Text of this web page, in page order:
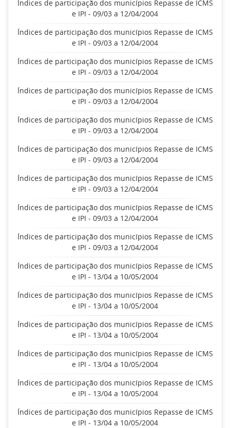
Índices de participação dos municípios Repasse de ICMS
e IPI - 09/03 a 12/04/2004
Índices de participação dos municípios Repasse de ICMS
e IPI - 09/03 a 12/04/2004
Índices de participação dos municípios Repasse de ICMS
e IPI - 09/03 a 12/04/2004
Índices de participação dos municípios Repasse de ICMS
e IPI - 09/03 a 12/04/2004
Índices de participação dos municípios Repasse de ICMS
e IPI - 09/03 a 12/04/2004
Índices de participação dos municípios Repasse de ICMS
e IPI - 09/03 a 12/04/2004
Índices de participação dos municípios Repasse de ICMS
e IPI - 09/03 a 12/04/2004
Índices de participação dos municípios Repasse de ICMS
e IPI - 09/03 a 12/04/2004
Índices de participação dos municípios Repasse de ICMS
e IPI - 09/03 a 12/04/2004
Índices de participação dos municípios Repasse de ICMS
e IPI - 13/04 a 10/05/2004
Índices de participação dos municípios Repasse de ICMS
e IPI - 13/04 a 10/05/2004
Índices de participação dos municípios Repasse de ICMS
e IPI - 13/04 a 10/05/2004
Índices de participação dos municípios Repasse de ICMS
e IPI - 13/04 a 10/05/2004
Índices de participação dos municípios Repasse de ICMS
e IPI - 13/04 a 10/05/2004
Índices de participação dos municípios Repasse de ICMS
e IPI - 13/04 a 10/05/2004